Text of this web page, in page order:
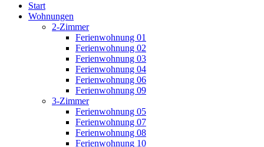
Start
Wohnungen
2-Zimmer
Ferienwohnung 01
Ferienwohnung 02
Ferienwohnung 03
Ferienwohnung 04
Ferienwohnung 06
Ferienwohnung 09
3-Zimmer
Ferienwohnung 05
Ferienwohnung 07
Ferienwohnung 08
Ferienwohnung 10